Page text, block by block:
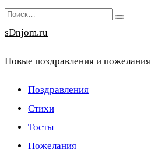
Перейти
к
Search
for:
sDnjom.ru
Новые поздравления и пожелания
Поздравления
Стихи
Тосты
Пожелания